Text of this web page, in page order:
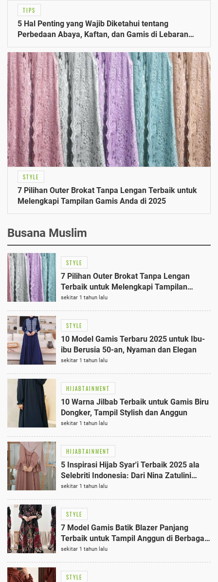
TIPS
5 Hal Penting yang Wajib Diketahui tentang
Perbedaan Abaya, Kaftan, dan Gamis di Lebaran
2023
STYLE
7 Pilihan Outer Brokat Tanpa Lengan Terbaik untuk
Melengkapi Tampilan Gamis Anda di 2025
Busana Muslim
STYLE
7 Pilihan Outer Brokat Tanpa Lengan
Terbaik untuk Melengkapi Tampilan
Gamis Anda di 2025
sekitar 1 tahun lalu
STYLE
10 Model Gamis Terbaru 2025 untuk Ibu-
ibu Berusia 50-an, Nyaman dan Elegan
sekitar 1 tahun lalu
HIJABTAINMENT
10 Warna Jilbab Terbaik untuk Gamis Biru
Dongker, Tampil Stylish dan Anggun
sekitar 1 tahun lalu
HIJABTAINMENT
5 Inspirasi Hijab Syar'i Terbaik 2025 ala
Selebriti Indonesia: Dari Nina Zatulini
hingga Dara Arafah
sekitar 1 tahun lalu
STYLE
7 Model Gamis Batik Blazer Panjang
Terbaik untuk Tampil Anggun di Berbagai
Acara 2025
sekitar 1 tahun lalu
STYLE